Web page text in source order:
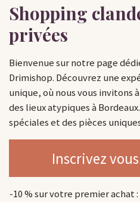
Shopping
privées
Bienvenue sur notre page
Drimishop. Découvrez une
unique, où nous vous invitons
des lieux atypiques à
spéciales et des pièces
Inscrivez
-10 % sur votre premier